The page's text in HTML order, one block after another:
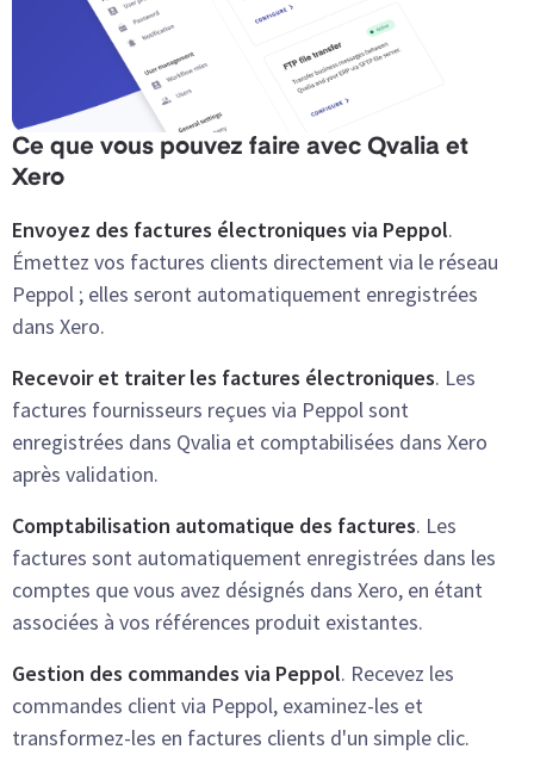
Ce que vous pouvez faire avec Qvalia et
Xero
Envoyez des factures électroniques via Peppol.
Émettez vos factures clients directement via le réseau
Peppol ; elles seront automatiquement enregistrées
dans Xero.
Recevoir et traiter les factures électroniques. Les
factures fournisseurs reçues via Peppol sont
enregistrées dans Qvalia et comptabilisées dans Xero
après validation.
Comptabilisation automatique des factures. Les
factures sont automatiquement enregistrées dans les
comptes que vous avez désignés dans Xero, en étant
associées à vos références produit existantes.
Gestion des commandes via Peppol. Recevez les
commandes client via Peppol, examinez-les et
transformez-les en factures clients d'un simple clic.